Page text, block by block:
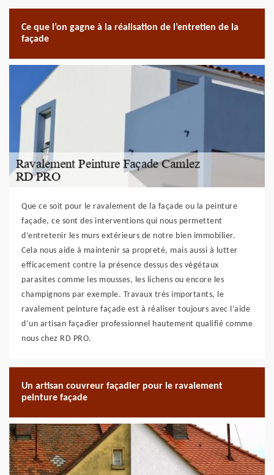
Ce que l’on gagne à la réalisation de l’entretien de la
façade
Que ce soit pour le ravalement de la façade ou la peinture
façade, ce sont des interventions qui nous permettent
d’entretenir les murs extérieurs de notre bien immobilier.
Cela nous aide à maintenir sa propreté, mais aussi à lutter
efficacement contre la présence dessus des végétaux
parasites comme les mousses, les lichens ou encore les
champignons par exemple. Travaux très importants, le
ravalement peinture façade est à réaliser toujours avec l’aide
d’un artisan façadier professionnel hautement qualifié comme
nous chez RD PRO.
Un artisan couvreur façadier pour le ravalement
peinture façade